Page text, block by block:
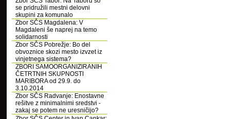
se pridružili mestni delovni
skupini za komunalo
Zbor SČS Magdalena: V
Magdaleni še naprej na temo
solidarnosti
Zbor SČS Pobrežje: Bo del
obvoznice skozi mesto izvzet iz
vinjetnega sistema?
ZBORI SAMOORGANIZIRANIH
ČETRTNIH SKUPNOSTI
MARIBORA od 29.9. do
3.10.2014
Zbor SČS Radvanje: Enostavne
rešitve z minimalnimi sredstvi -
zakaj se potem ne uresničijo?